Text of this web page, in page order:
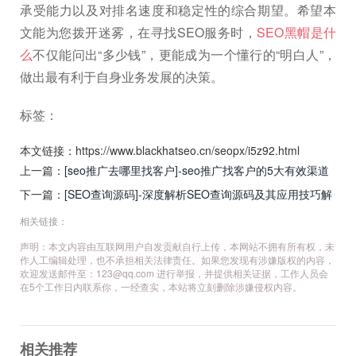
承受能力以及对排名速度和稳定性的综合期望。希望本
文能为您拨开迷雾，在寻找SEO服务时， SEO黑帽是什
么不仅能问出“多少钱”，更能成为一个懂行的“明白人”，
做出最有利于自身业务发展的决策。
标签：
本文链接：https://www.blackhatseo.cn/seopx/i5z92.html
上一篇： [seo推广去哪里找客户]-seo推广找客户的5大有效渠道
解析
下一篇： [SEO查询源码]-深度解析SEO查询源码及其应用技巧解
析
相关链接：
声明：本文内容由互联网用户自发贡献自行上传，本网站不拥有所有权，未
作人工编辑处理，也不承担相关法律责任。如果您发现有涉嫌版权的内容，
欢迎发送邮件至： 123@qq.com 进行举报，并提供相关证据，工作人员会
在5个工作日内联系你，一经查实，本站将立刻删除涉嫌侵权内容。
相关推荐